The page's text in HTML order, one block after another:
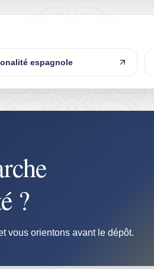
espagnole
?
vous orientons avant le dépôt.